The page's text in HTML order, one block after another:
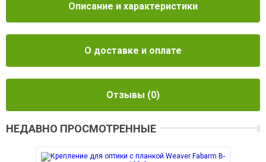
Описание и характеристики
О доставке и оплате
Отзывы (0)
НЕДАВНО ПРОСМОТРЕННЫЕ